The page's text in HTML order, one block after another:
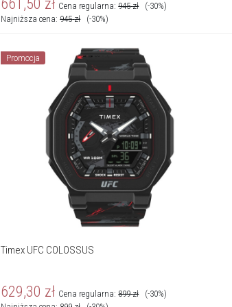
661,50 zł Cena regularna:945 zł
(-30%)
Najniższa cena:945 zł (-30%)
Promocja
Timex UFC COLOSSUS
629,30 zł Cena regularna:899 zł
(-30%)